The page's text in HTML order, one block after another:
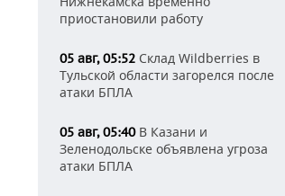
приостановили работу
05 авг, 05:52 Склад Wildberries в
Тульской области загорелся после
атаки БПЛА
05 авг, 05:40В Казани и
Зеленодольске объявлена угроза
атаки БПЛА